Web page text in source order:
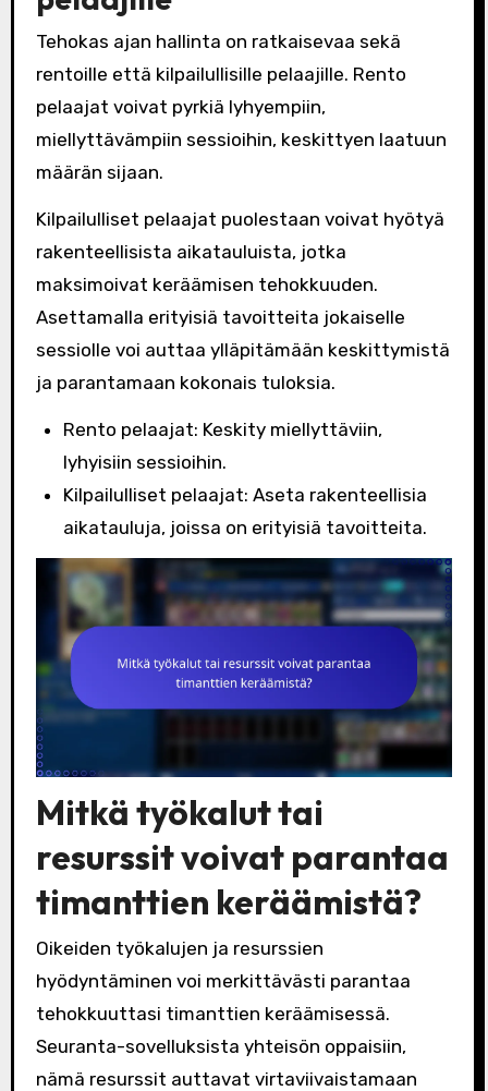
Tehokas ajan hallinta on ratkaisevaa sekä
rentoille että kilpailullisille pelaajille. Rento
pelaajat voivat pyrkiä lyhyempiin,
miellyttävämpiin sessioihin, keskittyen laatuun
määrän sijaan.
Kilpailulliset pelaajat puolestaan voivat hyötyä
rakenteellisista aikatauluista, jotka
maksimoivat keräämisen tehokkuuden.
Asettamalla erityisiä tavoitteita jokaiselle
sessiolle voi auttaa ylläpitämään keskittymistä
ja parantamaan kokonais tuloksia.
Rento pelaajat: Keskity miellyttäviin,
lyhyisiin sessioihin.
Kilpailulliset pelaajat: Aseta rakenteellisia
aikatauluja, joissa on erityisiä tavoitteita.
Mitkä työkalut tai
resurssit voivat parantaa
timanttien keräämistä?
Oikeiden työkalujen ja resurssien
hyödyntäminen voi merkittävästi parantaa
tehokkuuttasi timanttien keräämisessä.
Seuranta-sovelluksista yhteisön oppaisiin,
nämä resurssit auttavat virtaviivaistamaan